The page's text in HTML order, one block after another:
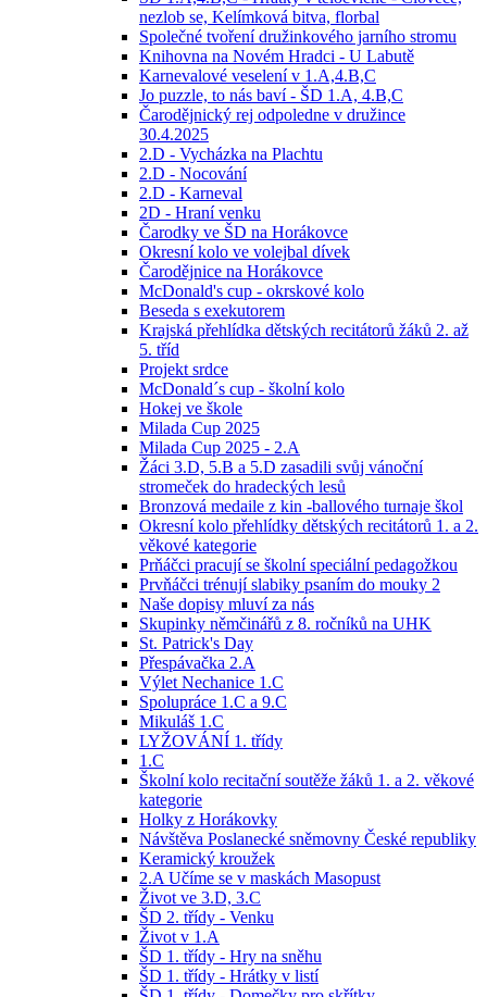
nezlob se, Kelímková bitva, florbal
Společné tvoření družinkového jarního stromu
Knihovna na Novém Hradci - U Labutě
Karnevalové veselení v 1.A,4.B,C
Jo puzzle, to nás baví - ŠD 1.A, 4.B,C
Čarodějnický rej odpoledne v družince
30.4.2025
2.D - Vycházka na Plachtu
2.D - Nocování
2.D - Karneval
2D - Hraní venku
Čarodky ve ŠD na Horákovce
Okresní kolo ve volejbal dívek
Čarodějnice na Horákovce
McDonald's cup - okrskové kolo
Beseda s exekutorem
Krajská přehlídka dětských recitátorů žáků 2. až
5. tříd
Projekt srdce
McDonald´s cup - školní kolo
Hokej ve škole
Milada Cup 2025
Milada Cup 2025 - 2.A
Žáci 3.D, 5.B a 5.D zasadili svůj vánoční
stromeček do hradeckých lesů
Bronzová medaile z kin -ballového turnaje škol
Okresní kolo přehlídky dětských recitátorů 1. a 2.
věkové kategorie
Prňáčci pracují se školní speciální pedagožkou
Prvňáčci trénují slabiky psaním do mouky 2
Naše dopisy mluví za nás
Skupinky němčinářů z 8. ročníků na UHK
St. Patrick's Day
Přespávačka 2.A
Výlet Nechanice 1.C
Spolupráce 1.C a 9.C
Mikuláš 1.C
LYŽOVÁNÍ 1. třídy
1.C
Školní kolo recitační soutěže žáků 1. a 2. věkové
kategorie
Holky z Horákovky
Návštěva Poslanecké sněmovny České republiky
Keramický kroužek
2.A Učíme se v maskách Masopust
Život ve 3.D, 3.C
ŠD 2. třídy - Venku
Život v 1.A
ŠD 1. třídy - Hry na sněhu
ŠD 1. třídy - Hrátky v listí